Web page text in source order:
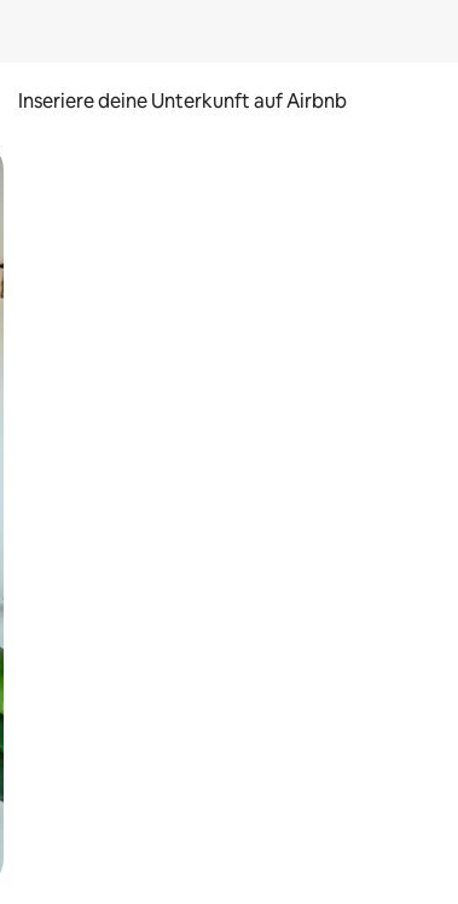
Inseriere deine Unterkunft auf Airbnb
Wischgesten.